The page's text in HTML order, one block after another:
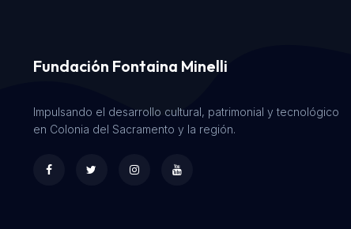
Fundación Fontaina Minelli
Impulsando el desarrollo cultural, patrimonial y tecnológico
en Colonia del Sacramento y la región.